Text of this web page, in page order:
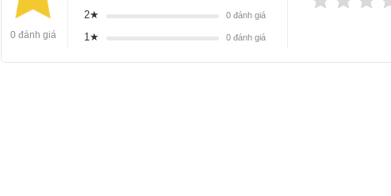
0 đánh giá
2★ 0 đánh giá
1★ 0 đánh giá